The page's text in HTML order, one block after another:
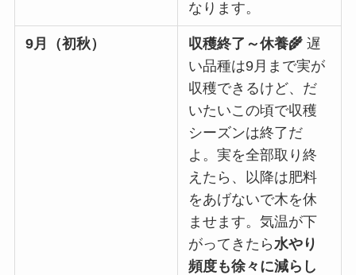
なります。
9月（初秋） 収穫終了～休養🌾 遅
い品種は9月まで実が
収穫できるけど、だ
いたいこの頃で収穫
シーズンは終了だ
よ。実を全部取り終
えたら、以降は肥料
をあげないで木を休
ませます。気温が下
がってきたら 水やり
頻度も徐々に減らし